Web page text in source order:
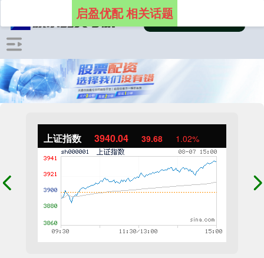
上证指数 3940.04 39.68 1.02%
启盈优配 相关话题